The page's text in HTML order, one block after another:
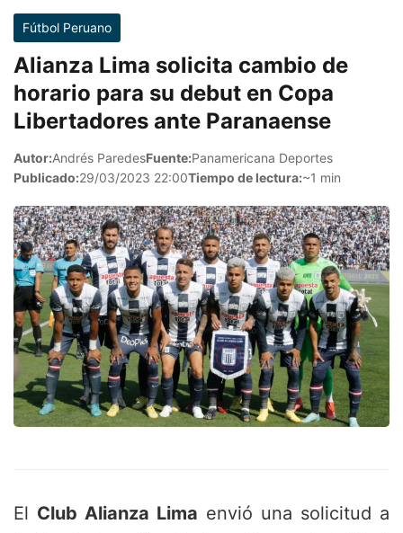
Fútbol Peruano
Alianza Lima solicita cambio de
horario para su debut en Copa
Libertadores ante Paranaense
Autor:Andrés ParedesFuente:Panamericana Deportes
Publicado:29/03/2023 22:00Tiempo de lectura:~1 min
El Club Alianza Lima envió una solicitud a